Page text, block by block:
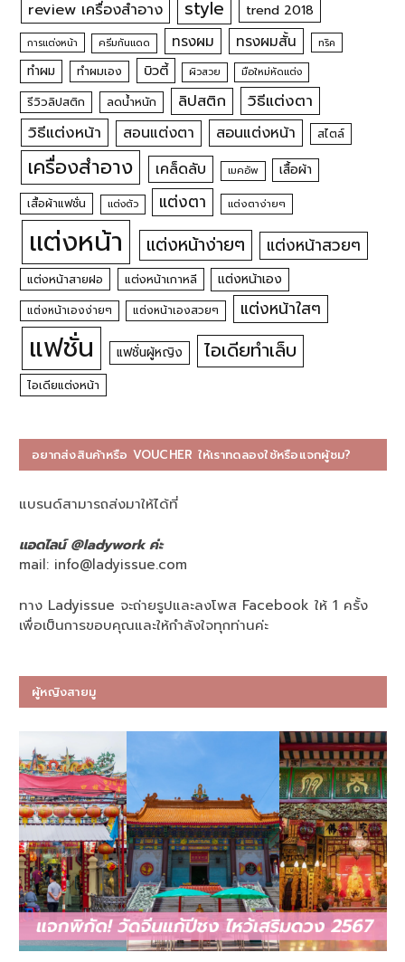
review เครื่องสำอาง style trend 2018
การแต่งหน้า ครีมกันแดด ทรงผม ทรงผมสั้น ทริค
ทำผม ทำผมเอง บิวตี้ ผิวสวย มือใหม่หัดแต่ง
รีวิวลิปสติก ลดน้ำหนัก ลิปสติก
วิธีแต่งตา
วิธีแต่งหน้า
สอนแต่งตา สอนแต่งหน้า สไตล์
เครื่องสำอาง เคล็ดลับ เมคอัพ เสื้อผ้า
เสื้อผ้าแฟชั่น แต่งตัว แต่งตา แต่งตาง่ายๆ
แต่งหน้า แต่งหน้าง่ายๆ แต่งหน้าสวยๆ
แต่งหน้าสายฝอ แต่งหน้าเกาหลี แต่งหน้าเอง
แต่งหน้าเองง่ายๆ แต่งหน้าเองสวยๆ แต่งหน้าใสๆ
แฟชั่น แฟชั่นผู้หญิง ไอเดียทำเล็บ
ไอเดียแต่งหน้า
อยากส่งสินค้าหรือ VOUCHER ให้เราทดลองใช้หรือแจกผู้ชม?
แบรนด์สามารถส่งมาให้ได้ที่
แอดไลน์ @ladywork ค่ะ
mail: info@ladyissue.com
ทาง Ladyissue จะถ่ายรูปและลงโพส Facebook ให้ 1 ครั้ง
เพื่อเป็นการขอบคุณและให้กำลังใจทุกท่านค่ะ
ผู้หญิงสายมู